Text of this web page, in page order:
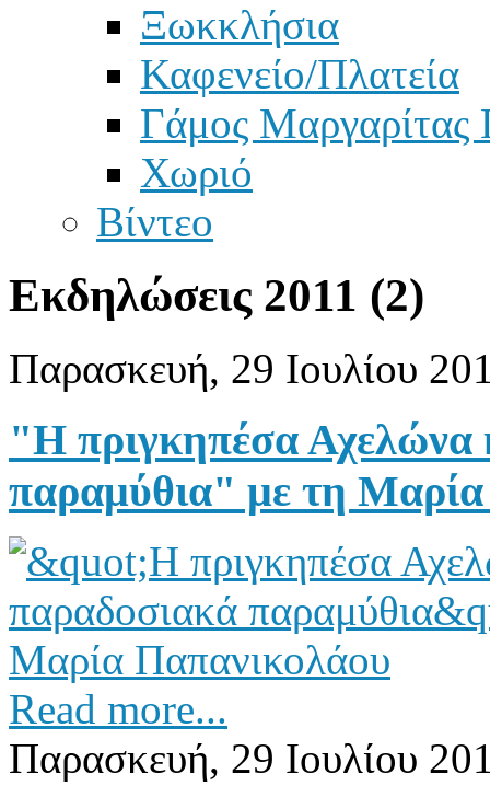
Ξωκκλήσια
Καφενείο/Πλατεία
Γάμος
Χωριό
Βίντεο
Εκδηλώσεις 2011 (2)
Παρασκευή, 29 Ιουλίου
"Η πριγκηπέσα Αχελώνα
παραμύθια" με τη
Read more...
Παρασκευή, 29 Ιουλίου